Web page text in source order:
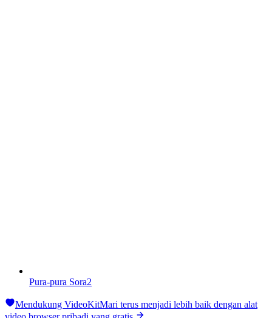
Pura-pura Sora2
Mendukung VideoKitMari terus menjadi lebih baik dengan alat